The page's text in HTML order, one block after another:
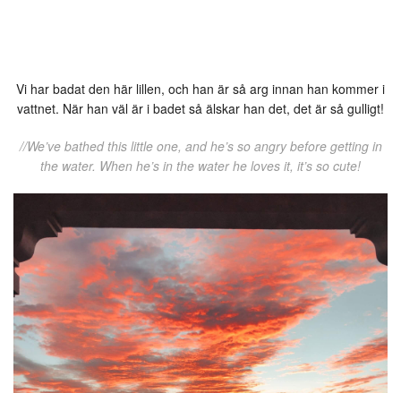
Vi har badat den här lillen, och han är så arg innan han kommer i
vattnet. När han väl är i badet så älskar han det, det är så gulligt!
//We’ve bathed this little one, and he’s so angry before getting in
the water. When he’s in the water he loves it, it’s so cute!